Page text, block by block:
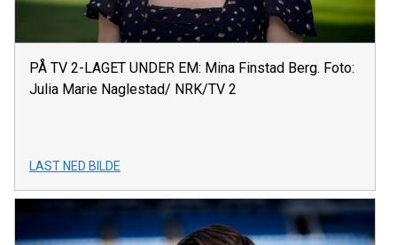
PÅ TV 2-LAGET UNDER EM: Mina Finstad Berg. Foto:
Julia Marie Naglestad/ NRK/TV 2
LAST NED BILDE